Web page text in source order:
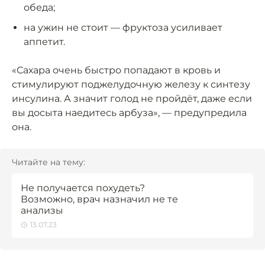
обеда;
на ужин не стоит — фруктоза усиливает
аппетит.
«Сахара очень быстро попадают в кровь и
стимулируют поджелудочную железу к синтезу
инсулина. А значит голод не пройдёт, даже если
вы досыта наедитесь арбуза», — предупредила
она.
Читайте на тему:
Не получается похудеть?
Возможно, врач назначил не те
анализы
13.07.23